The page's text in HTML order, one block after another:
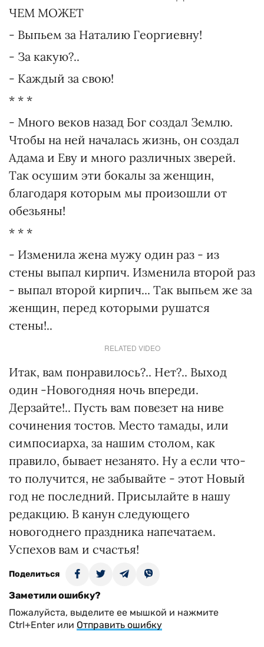
ЧЕМ МОЖЕТ
- Выпьем за Наталию Георгиевну!
- За какую?..
- Каждый за свою!
* * *
- Много веков назад Бог создал Землю.
Чтобы на ней началась жизнь, он создал
Адама и Еву и много различных зверей.
Так осушим эти бокалы за женщин,
благодаря которым мы произошли от
обезьяны!
* * *
- Изменила жена мужу один раз - из
стены выпал кирпич. Изменила второй раз
- выпал второй кирпич... Так выпьем же за
женщин, перед которыми рушатся
стены!..
RELATED VIDEO
Итак, вам понравилось?.. Нет?.. Выход
один -Новогодняя ночь впереди.
Дерзайте!.. Пусть вам повезет на ниве
сочинения тостов. Место тамады, или
симпосиарха, за нашим столом, как
правило, бывает незанято. Ну а если что-
то получится, не забывайте - этот Новый
год не последний. Присылайте в нашу
редакцию. В канун следующего
новогоднего праздника напечатаем.
Успехов вам и счастья!
Поделиться
Заметили ошибку?
Пожалуйста, выделите ее мышкой и нажмите
Ctrl+Enter или Отправить ошибку